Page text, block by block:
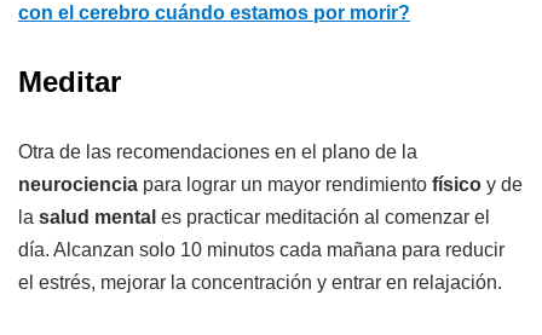
con el cerebro cuándo estamos por morir?
Meditar
Otra de las recomendaciones en el plano de la
neurociencia para lograr un mayor rendimiento físico y de
la salud mental es practicar meditación al comenzar el
día. Alcanzan solo 10 minutos cada mañana para reducir
el estrés, mejorar la concentración y entrar en relajación.